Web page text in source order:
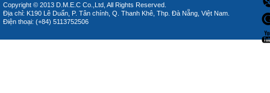
Copyright © 2013 D.M.E.C Co.,Ltd, All Rights Reserved.
Địa chỉ: K190 Lê Duẩn, P. Tân chính, Q. Thanh Khê, Thp. Đà Nẵng, Việt Nam.
Điện thoại: (+84) 5113752506